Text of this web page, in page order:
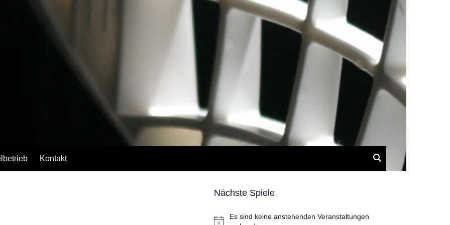
Kontakt
Nächste Spiele
Es sind keine anstehenden Veranstaltungen